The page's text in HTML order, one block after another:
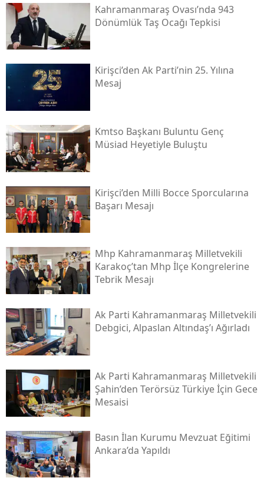
Kahramanmaraş Ovası’nda 943
Dönümlük Taş Ocağı Tepkisi
Kirişci’den Ak Parti’nin 25. Yılına
Mesaj
Kmtso Başkanı Buluntu Genç
Müsi̇ad Heyetiyle Buluştu
Kirişci’den Milli Bocce Sporcularına
Başarı Mesajı
Mhp Kahramanmaraş Milletvekili
Karakoç’tan Mhp İlçe Kongrelerine
Tebrik Mesajı
Ak Parti Kahramanmaraş Milletvekili
Debgici, Alpaslan Altındaş’ı Ağırladı
Ak Parti Kahramanmaraş Milletvekili
Şahin’den Terörsüz Türkiye İçin Gece
Mesaisi
Basın İlan Kurumu Mevzuat Eğitimi
Ankara’da Yapıldı